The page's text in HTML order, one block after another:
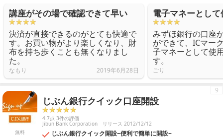
講座がその場で確認できて早い
決済が直接できるのがとても快適で
す。お買い物がより楽しくなり、財
布を持ち歩くことも無くなりまし
た。
なもり 2019年6月28日
電子マネーとして
みずほ銀行の口座
ができて、ICマー
子マネーとして使
す。
ごり
無料
じぶん銀行クイック口座開設
4.7点 3件の評価
Jibun Bank Corporation リリース 2012/12/12
じぶん銀行クイック開設~便利で簡単に開設~
9